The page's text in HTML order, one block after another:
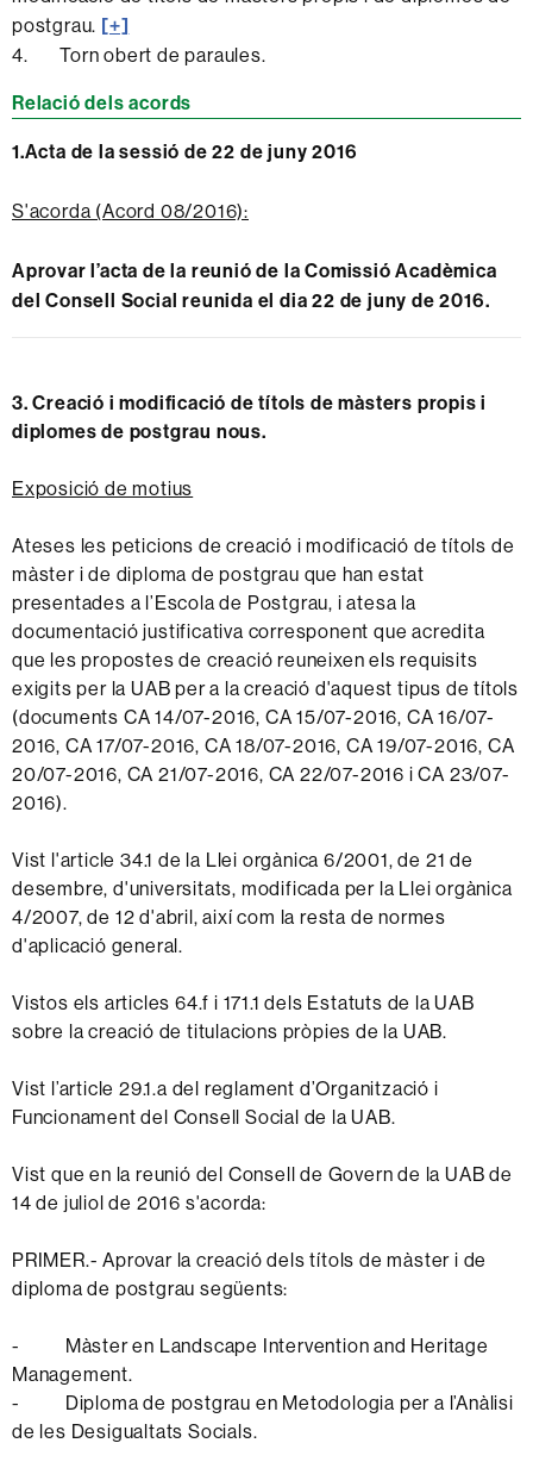
postgrau. [+]
4. Torn obert de paraules.
Relació dels acords
1.Acta de la sessió de 22 de juny 2016
S'acorda (Acord 08/2016):
Aprovar l’acta de la reunió de la Comissió Acadèmica
del Consell Social reunida el dia 22 de juny de 2016.
3. Creació i modificació de títols de màsters propis i
diplomes de postgrau nous.
Exposició de motius
Ateses les peticions de creació i modificació de títols de
màster i de diploma de postgrau que han estat
presentades a l’Escola de Postgrau, i atesa la
documentació justificativa corresponent que acredita
que les propostes de creació reuneixen els requisits
exigits per la UAB per a la creació d'aquest tipus de títols
(documents CA 14/07-2016, CA 15/07-2016, CA 16/07-
2016, CA 17/07-2016, CA 18/07-2016, CA 19/07-2016, CA
20/07-2016, CA 21/07-2016, CA 22/07-2016 i CA 23/07-
2016).
Vist l'article 34.1 de la Llei orgànica 6/2001, de 21 de
desembre, d'universitats, modificada per la Llei orgànica
4/2007, de 12 d'abril, així com la resta de normes
d'aplicació general.
Vistos els articles 64.f i 171.1 dels Estatuts de la UAB
sobre la creació de titulacions pròpies de la UAB.
Vist l’article 29.1.a del reglament d’Organització i
Funcionament del Consell Social de la UAB.
Vist que en la reunió del Consell de Govern de la UAB de
14 de juliol de 2016 s'acorda:
PRIMER.- Aprovar la creació dels títols de màster i de
diploma de postgrau següents:
- Màster en Landscape Intervention and Heritage
Management.
- Diploma de postgrau en Metodologia per a l’Anàlisi
de les Desigualtats Socials.